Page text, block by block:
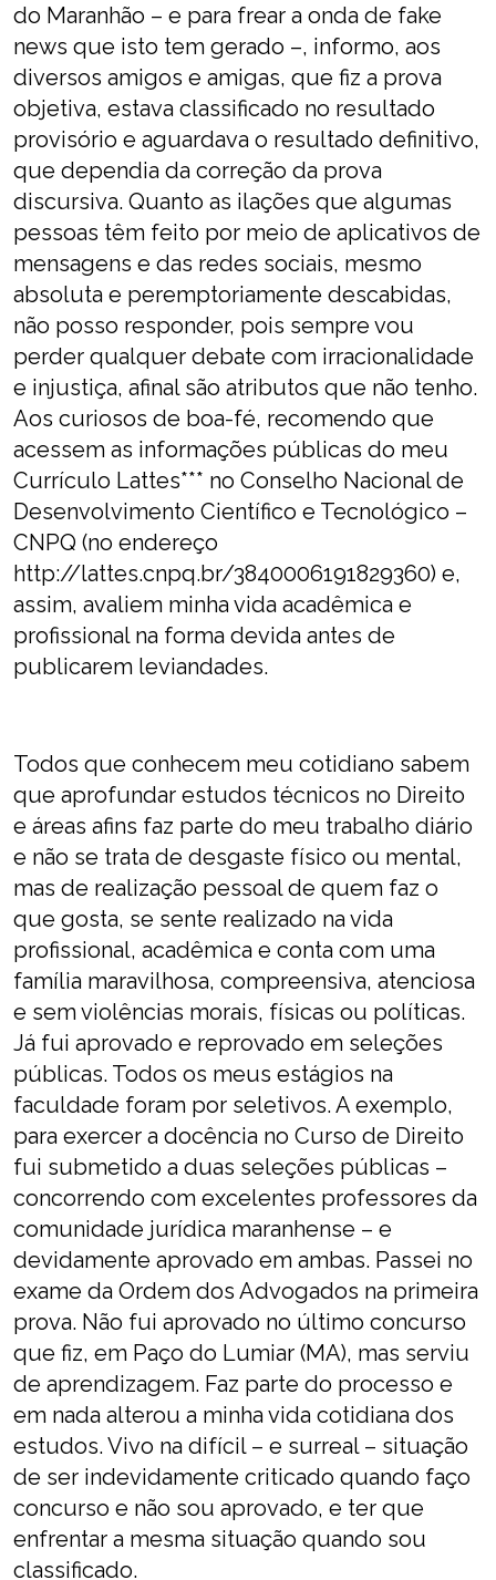
do Maranhão – e para frear a onda de fake
news que isto tem gerado –, informo, aos
diversos amigos e amigas, que fiz a prova
objetiva, estava classificado no resultado
provisório e aguardava o resultado definitivo,
que dependia da correção da prova
discursiva. Quanto as ilações que algumas
pessoas têm feito por meio de aplicativos de
mensagens e das redes sociais, mesmo
absoluta e peremptoriamente descabidas,
não posso responder, pois sempre vou
perder qualquer debate com irracionalidade
e injustiça, afinal são atributos que não tenho.
Aos curiosos de boa-fé, recomendo que
acessem as informações públicas do meu
Currículo Lattes*** no Conselho Nacional de
Desenvolvimento Científico e Tecnológico –
CNPQ (no endereço
http://lattes.cnpq.br/3840006191829360) e,
assim, avaliem minha vida acadêmica e
profissional na forma devida antes de
publicarem leviandades.
Todos que conhecem meu cotidiano sabem
que aprofundar estudos técnicos no Direito
e áreas afins faz parte do meu trabalho diário
e não se trata de desgaste físico ou mental,
mas de realização pessoal de quem faz o
que gosta, se sente realizado na vida
profissional, acadêmica e conta com uma
família maravilhosa, compreensiva, atenciosa
e sem violências morais, físicas ou políticas.
Já fui aprovado e reprovado em seleções
públicas. Todos os meus estágios na
faculdade foram por seletivos. A exemplo,
para exercer a docência no Curso de Direito
fui submetido a duas seleções públicas –
concorrendo com excelentes professores da
comunidade jurídica maranhense – e
devidamente aprovado em ambas. Passei no
exame da Ordem dos Advogados na primeira
prova. Não fui aprovado no último concurso
que fiz, em Paço do Lumiar (MA), mas serviu
de aprendizagem. Faz parte do processo e
em nada alterou a minha vida cotidiana dos
estudos. Vivo na difícil – e surreal – situação
de ser indevidamente criticado quando faço
concurso e não sou aprovado, e ter que
enfrentar a mesma situação quando sou
classificado.